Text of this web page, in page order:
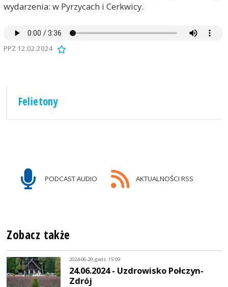
wydarzenia: w Pyrzycach i Cerkwicy.
PPZ 12.02.2024
Felietony
PODCAST AUDIO AKTUALNOŚCI RSS
Zobacz także
2024-06-29, godz. 15:09
24.06.2024 - Uzdrowisko Połczyn-
Zdrój